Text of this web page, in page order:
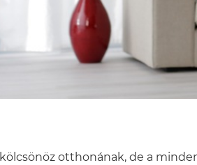
otthonának, de a